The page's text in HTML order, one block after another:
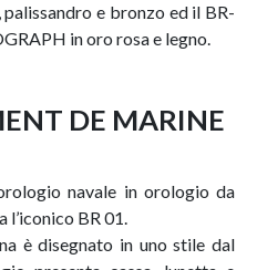
e bronzo ed il BR-
in oro rosa e legno.
DE MARINE
navale in orologio da
l’iconico BR 01.
è disegnato in uno stile dal